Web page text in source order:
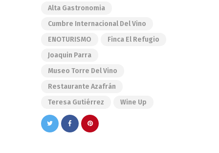
Alta Gastronomia
Cumbre Internacional Del Vino
ENOTURISMO
Finca El Refugio
Joaquin Parra
Museo Torre Del Vino
Restaurante Azafrán
Teresa Gutiérrez
Wine Up